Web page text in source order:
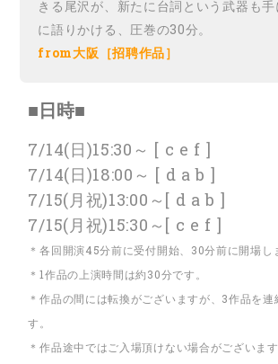
きる尾沢が、新たに台詞という武器も手
に語りかける、圧巻の30分。
from大阪［招聘作品］
■日時■
7/14(日)15:30～ [ c e f ]
7/14(日)18:00～ [ d a b ]
7/15(月祝)13:00～[ d a b ]
7/15(月祝)15:30～[ c e f ]
＊各回開演45分前に受付開始、30分前に開場し
＊1作品の上演時間は約30分です。
＊作品の間には転換がございますが、3作品を連
す。
＊作品途中ではご入場頂けない場合がございます